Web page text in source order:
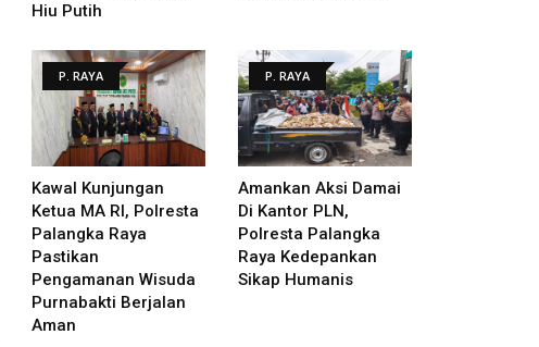
Hiu Putih
P. RAYA
Kawal Kunjungan
Ketua MA RI, Polresta
Palangka Raya
Pastikan
Pengamanan Wisuda
Purnabakti Berjalan
Aman
P. RAYA
Amankan Aksi Damai
Di Kantor PLN,
Polresta Palangka
Raya Kedepankan
Sikap Humanis